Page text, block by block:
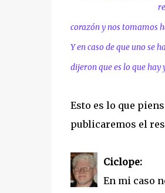
corazón y nos tomamos
Y en caso de que uno se
dijeron que es lo que hay
Esto es lo que
publicaremos el
Ciclope:
En mi caso